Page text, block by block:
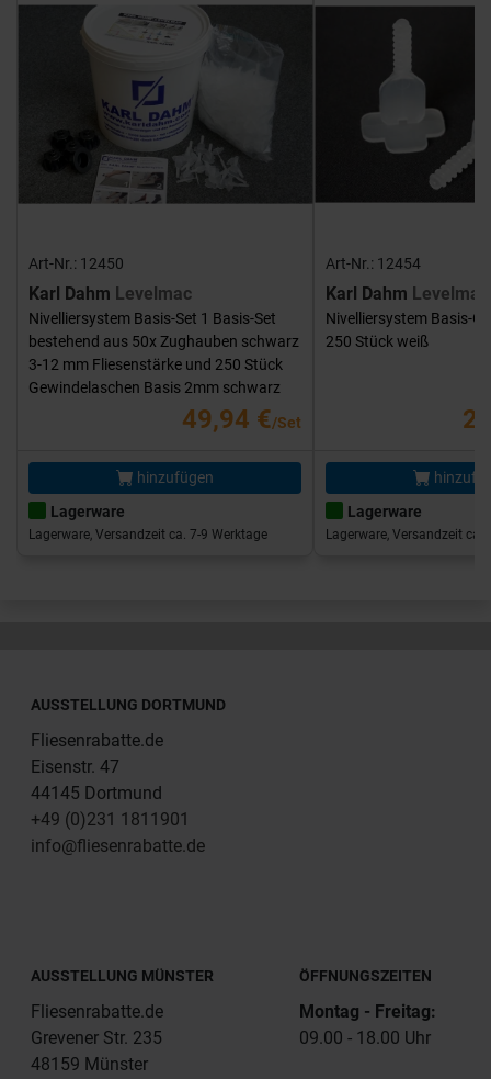
Art-Nr.: 12450
Karl Dahm Levelmac
Nivelliersystem Basis-Set 1 Basis-Set
bestehend aus 50x Zughauben schwarz
3-12 mm Fliesenstärke und 250 Stück
Gewindelaschen Basis 2mm schwarz
49,94 €/Set
hinzufügen
Lagerware
Lagerware, Versandzeit ca. 7-9 Werktage
Art-Nr.: 12454
Karl Dahm Levelmac
Nivelliersystem Basis-
250 Stück weiß
Lagerware
Lagerware, Versandzeit ca.
AUSSTELLUNG DORTMUND
Fliesenrabatte.de
Eisenstr. 47
44145 Dortmund
+49 (0)231 1811901
info@fliesenrabatte.de
AUSSTELLUNG MÜNSTER
Fliesenrabatte.de
Grevener Str. 235
48159 Münster
ÖFFNUNGSZEITEN
Montag - Freitag:
09.00 - 18.00 Uhr